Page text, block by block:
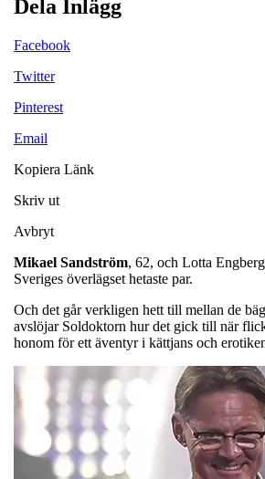
Dela Inlägg
Facebook
Twitter
Pinterest
Email
Kopiera Länk
Skriv ut
Avbryt
Mikael Sandström, 62, och Lotta
Sveriges överlägset hetaste par.
Och det går verkligen hett till mellan de
avslöjar Soldoktorn hur det gick till när
honom för ett äventyr i kättjans och